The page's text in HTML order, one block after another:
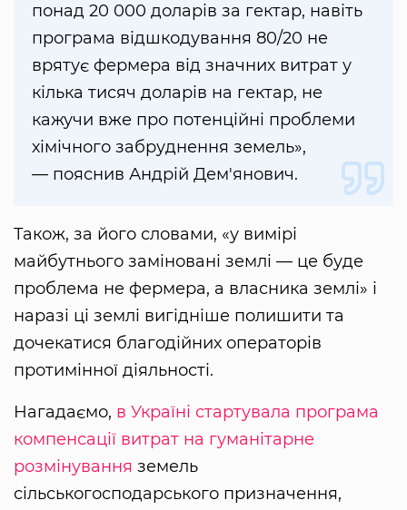
понад 20 000 доларів за гектар, навіть
програма відшкодування 80/20 не
врятує фермера від значних витрат у
кілька тисяч доларів на гектар, не
кажучи вже про потенційні проблеми
хімічного забруднення земель»,
— пояснив Андрій Дем'янович.
Також, за його словами, «у вимірі
майбутнього заміновані землі — це буде
проблема не фермера, а власника землі» і
наразі ці землі вигідніше полишити та
дочекатися благодійних операторів
протимінної діяльності.
Нагадаємо, в Україні стартувала програма
компенсації витрат на гуманітарне
розмінування земель
сільськогосподарського призначення,